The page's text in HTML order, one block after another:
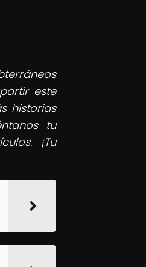
este
historias
tu
¡Tu